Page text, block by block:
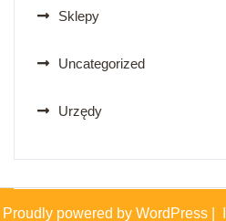
Sklepy
Uncategorized
Urzędy
Proudly powered by WordPress